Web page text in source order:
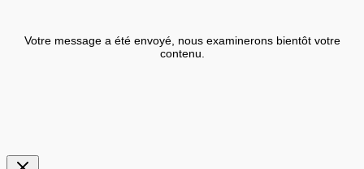
Votre message a été envoyé, nous examinerons bientôt votre
contenu.